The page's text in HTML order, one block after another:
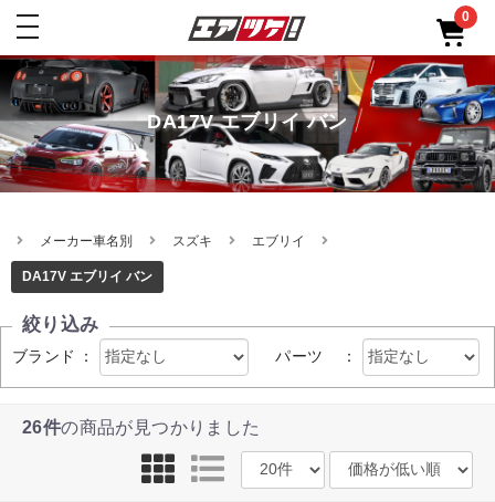
toggle
0
DA17V エブリイ バン
メーカー車名別 スズキ エブリイ
DA17V エブリイ バン
絞り込み
ブランド ： パーツ ：
26件の商品が見つかりました